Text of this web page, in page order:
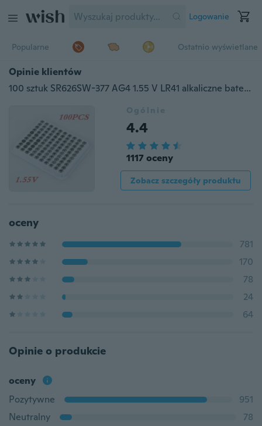
Logowanie
Popularne Ostatnio wyświetlane
Opinie klientów
100 sztuk SR626SW-377 AG4 1.55 V LR41 alkaliczne baterie guzikowe do zegarków (kolor: srebrny)
Ogólnie
4.4
1117 oceny
Zobacz szczegóły produktu
oceny
781
170
78
24
64
Opinie o produkcie
oceny
Pozytywne
951
Neutralny
78